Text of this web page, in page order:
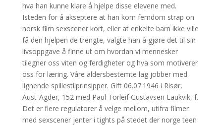
hva han kunne klare å hjelpe disse elevene med.
Isteden for å akseptere at han kom femdom strap on
norsk film sexscener kort, eller at enkelte barn ikke ville
få den hjelpen de trengte, valgte han å gjøre det til sin
livsoppgave å finne ut om hvordan vi mennesker
tilegner oss viten og ferdigheter og hva som motiverer
oss for læring. Våre aldersbestemte lag jobber med
lignende spillestilprinsipper. Gift 06.07.1946 i Risør,
Aust-Agder, 152 med Paul Torleif Gustavsen Laukvik, f.
Det er flere regulatorer å velge mellom, utifra filmer
med sexscener jenter i tights på stedet der norge teen